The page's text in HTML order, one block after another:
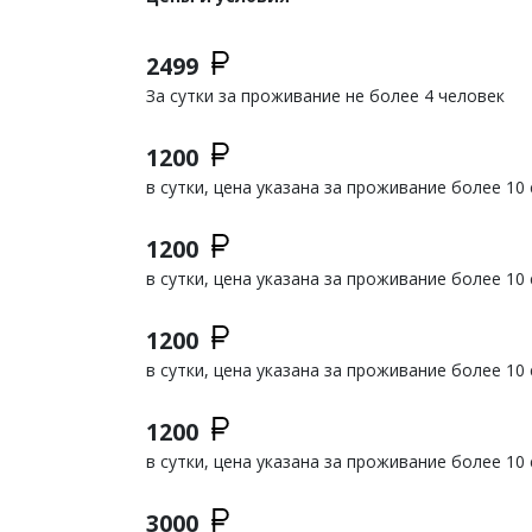
2499
За сутки за проживание не более 4 человек
1200
в сутки, цена указана за проживание более 10
1200
в сутки, цена указана за проживание более 10
1200
в сутки, цена указана за проживание более 10
1200
в сутки, цена указана за проживание более 10
3000